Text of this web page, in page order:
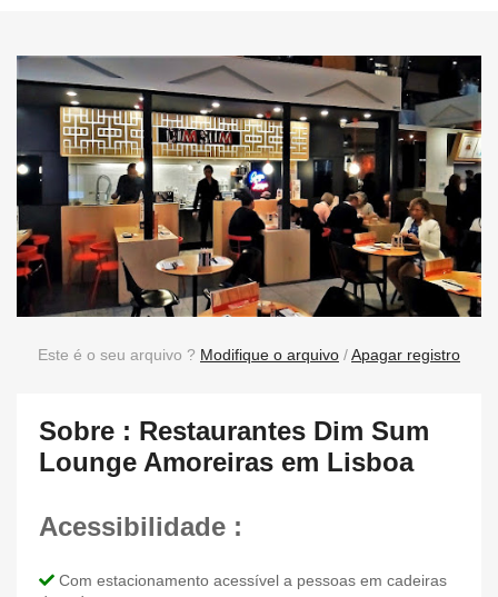
Este é o seu arquivo ? Modifique o arquivo /Apagar registro
Sobre : Restaurantes Dim Sum
Lounge Amoreiras em Lisboa
Acessibilidade :
Com estacionamento acessível a pessoas em cadeiras